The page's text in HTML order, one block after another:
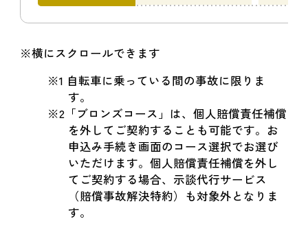
※横にスクロールできます
※1 自転車に乗っている間の事故に限りま
す。
※2「ブロンズコース」は、個人賠償責任補償
を外してご契約することも可能です。お
申込み手続き画面のコース選択でお選び
いただけます。個人賠償責任補償を外し
てご契約する場合、示談代行サービス
（賠償事故解決特約）も対象外となりま
す。